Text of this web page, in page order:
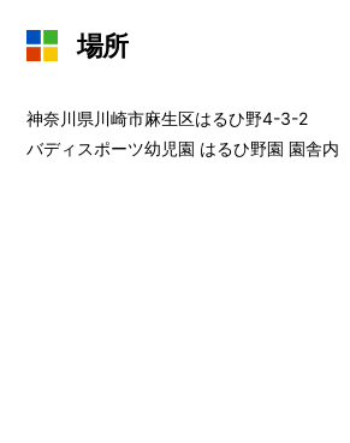
場所
神奈川県川崎市麻生区はるひ野4-3-2
バディスポーツ幼児園 はるひ野園 園舎内